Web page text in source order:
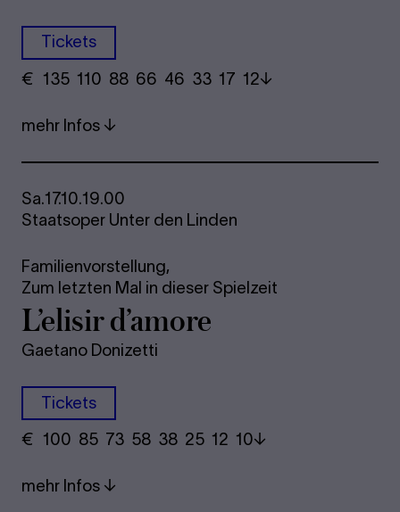
Tickets
€ ​ 135 110 88​ 66 46 33​ 17 12
mehr Infos
Sa.17.10.19.00
Staatsoper Unter den Linden
Familienvorstellung,
Zum letzten Mal in dieser Spielzeit
L’eli­sir d’amore
Gaetano Donizetti
Tickets
€ ​ 100 85 73​ 58 38 25​ 12 10
mehr Infos